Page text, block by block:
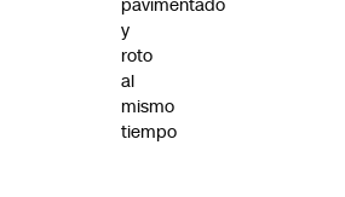
pavimentado
y
roto
al
mismo
tiempo